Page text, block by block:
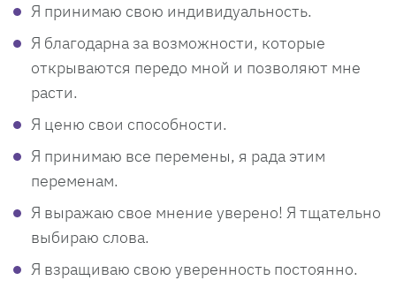
Я принимаю свою индивидуальность.
Я благодарна за возможности, которые
открываются передо мной и позволяют мне
расти.
Я ценю свои способности.
Я принимаю все перемены, я рада этим
переменам.
Я выражаю свое мнение уверено! Я тщательно
выбираю слова.
Я взращиваю свою уверенность постоянно.